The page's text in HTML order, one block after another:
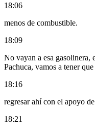
18:06
menos de combustible.
18:09
No vayan a esa gasolinera,
Pachuca, vamos a tener que
18:16
regresar ahí con el apoyo
18:21